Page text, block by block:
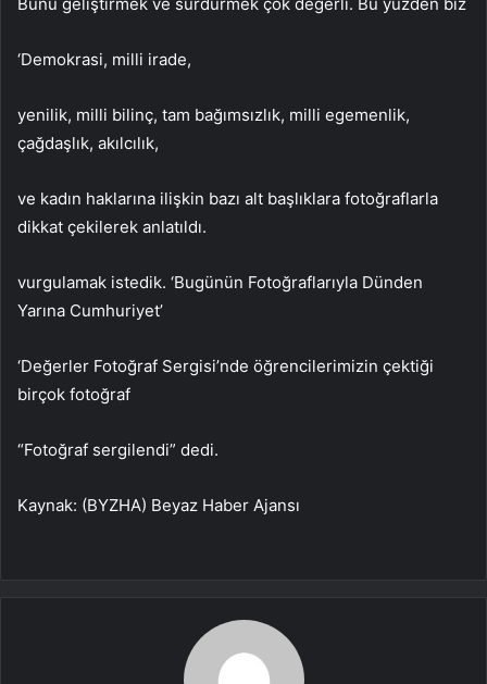
‘Demokrasi, milli irade,
yenilik, milli bilinç, tam bağımsızlık, milli egemenlik,
çağdaşlık, akılcılık,
ve kadın haklarına ilişkin bazı alt başlıklara fotoğraflarla
dikkat çekilerek anlatıldı.
vurgulamak istedik. ‘Bugünün Fotoğraflarıyla Dünden
Yarına Cumhuriyet’
‘Değerler Fotoğraf Sergisi’nde öğrencilerimizin çektiği
birçok fotoğraf
“Fotoğraf sergilendi” dedi.
Kaynak: (BYZHA) Beyaz Haber Ajansı